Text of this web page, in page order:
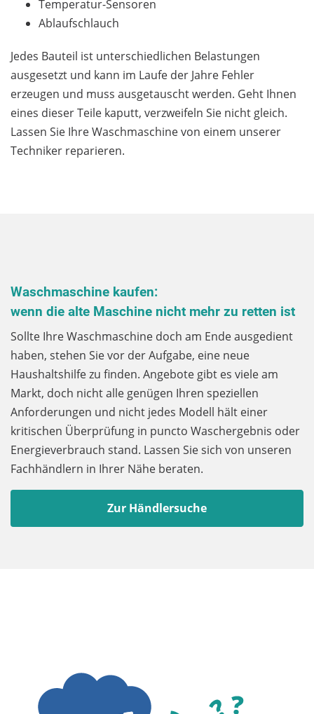
Temperatur-Sensoren
Ablaufschlauch
Jedes Bauteil ist unterschiedlichen Belastungen
ausgesetzt und kann im Laufe der Jahre Fehler
erzeugen und muss ausgetauscht werden. Geht Ihnen
eines dieser Teile kaputt, verzweifeln Sie nicht gleich.
Lassen Sie Ihre Waschmaschine von einem unserer
Techniker reparieren.
Waschmaschine kaufen:
wenn die alte Maschine nicht mehr zu retten ist
Sollte Ihre Waschmaschine doch am Ende ausgedient
haben, stehen Sie vor der Aufgabe, eine neue
Haushaltshilfe zu finden. Angebote gibt es viele am
Markt, doch nicht alle genügen Ihren speziellen
Anforderungen und nicht jedes Modell hält einer
kritischen Überprüfung in puncto Waschergebnis oder
Energieverbrauch stand. Lassen Sie sich von unseren
Fachhändlern in Ihrer Nähe beraten.
Zur Händlersuche